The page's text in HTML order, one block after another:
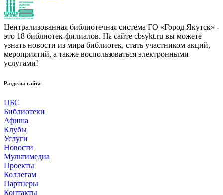
Централизованная библиотечная система ГО «Город Якутск» -
это 18 библиотек-филиалов. На сайте cbsykt.ru вы можете
узнать новости из мира библиотек, стать участником акций,
мероприятий, а также воспользоваться электронными
услугами!
Разделы сайта
ЦБС
Библиотеки
Афиша
Клубы
Услуги
Новости
Мультимедиа
Проекты
Коллегам
Партнеры
Контакты